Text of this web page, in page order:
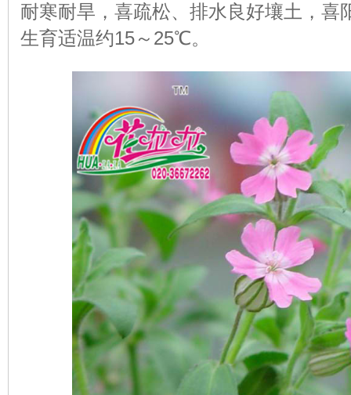
耐寒耐旱，喜疏松、排水良好壤土，喜
生育适温约15～25℃。